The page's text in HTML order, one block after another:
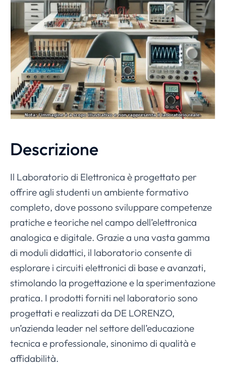
Descrizione
Il Laboratorio di Elettronica è progettato per
offrire agli studenti un ambiente formativo
completo, dove possono sviluppare competenze
pratiche e teoriche nel campo dell’elettronica
analogica e digitale. Grazie a una vasta gamma
di moduli didattici, il laboratorio consente di
esplorare i circuiti elettronici di base e avanzati,
stimolando la progettazione e la sperimentazione
pratica. I prodotti forniti nel laboratorio sono
progettati e realizzati da DE LORENZO,
un’azienda leader nel settore dell’educazione
tecnica e professionale, sinonimo di qualità e
affidabilità.